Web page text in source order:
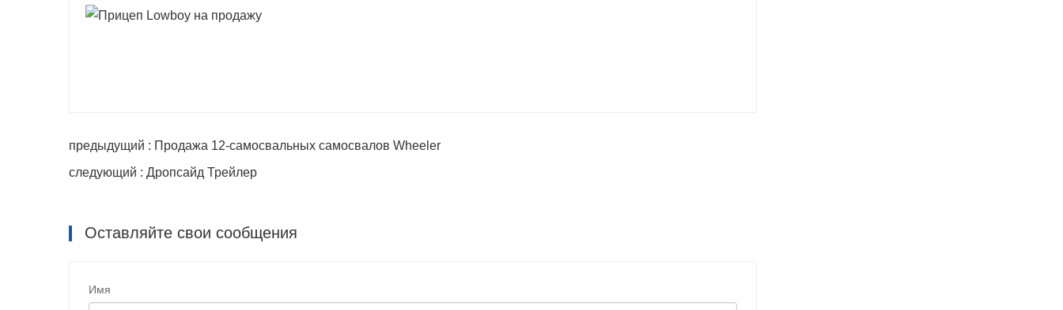
предыдущий : Продажа 12-самосвальных самосвалов Wheeler
следующий : Дропсайд Трейлер
Оставляйте свои сообщения
Имя